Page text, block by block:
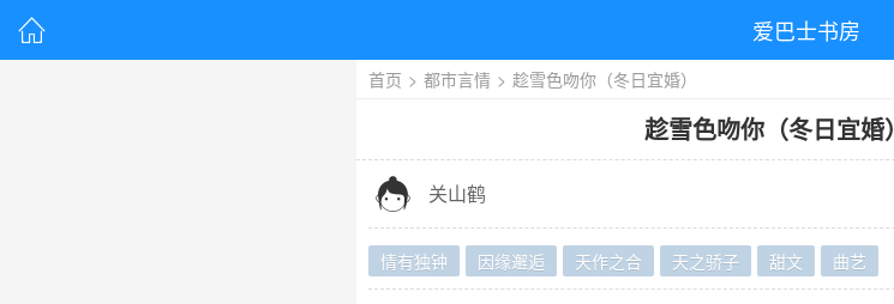
 爱巴士书房
首页 > 都市言情 > 趁雪色吻你（冬日宜婚）
趁雪色吻你（冬日宜婚）
 关山鹤
情有独钟 因缘邂逅 天作之合 天之骄子 甜文 曲艺